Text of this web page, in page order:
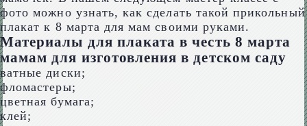
фото можно узнать, как сделать такой прикольный
плакат к 8 марта для мам своими руками.
Материалы для плаката в честь 8 марта
мамам для изготовления в детском саду
ватные диски;
фломастеры;
цветная бумага;
клей;